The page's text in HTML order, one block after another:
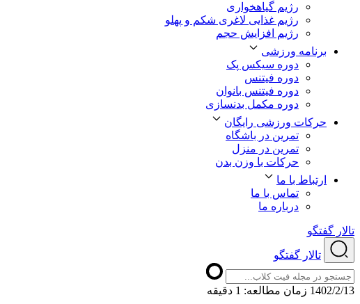
رژیم گیاهخواری
رژیم غذایی لاغری شکم و پهلو
رژیم افزایش حجم
برنامه ورزشی
دوره سیکس پک
دوره فیتنس
دوره فیتنس بانوان
دوره مکمل بدنسازی
حرکات ورزشی رایگان
تمرین در باشگاه
تمرین در منزل
حرکات با وزن بدن
ارتباط با ما
تماس با ما
درباره ما
تالار گفتگو
تالار گفتگو
1402/2/13 ﺯﻣﺎﻥ ﻣﻄﺎﻟﻌﻪ: 1 دقیقه